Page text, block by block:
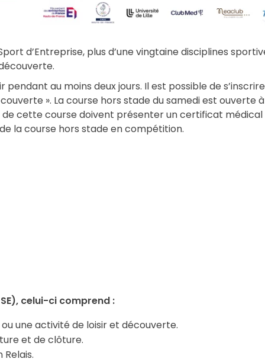
d’Entreprise, plus d’une vingtaine disciplines
au moins deux jours. Il est possible de
». La course hors stade du samedi est ouverte
de cette course doivent présenter un certificat
la course hors stade en compétition.
celui-ci comprend :
une activité de loisir et découverte.
et de clôture.